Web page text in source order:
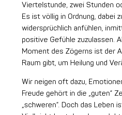
Viertelstunde, zwei Stunden
Es ist völlig in Ordnung, dabei
widersprüchlich anfühlen,
positive Gefühle zuzulassen.
Moment des Zögerns ist der
Raum gibt, um Heilung und
Wir neigen oft dazu,
Freude gehört in die „guten“
„schweren“. Doch das Leben